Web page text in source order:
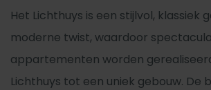
Het Lichthuys is een stijlvol, klassiek
moderne twist, waardoor
appartementen worden
Lichthuys tot een uniek gebouw. De